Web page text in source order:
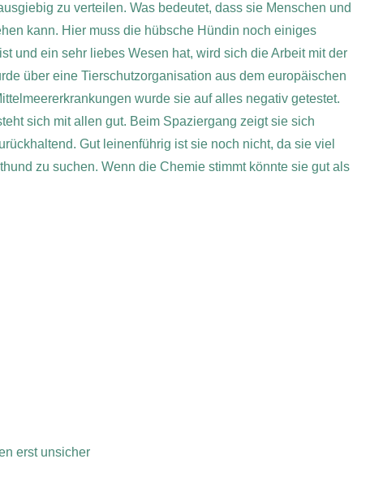
zu verteilen. Was bedeutet, dass sie Menschen und
kann. Hier muss die hübsche Hündin noch einiges
und ein sehr liebes Wesen hat, wird sich die Arbeit mit der
über eine Tierschutzorganisation aus dem europäischen
wurde sie auf alles negativ getestet.
sich mit allen gut. Beim Spaziergang zeigt sie sich
Gut leinenführig ist sie noch nicht, da sie viel
zu suchen. Wenn die Chemie stimmt könnte sie gut als
erst unsicher